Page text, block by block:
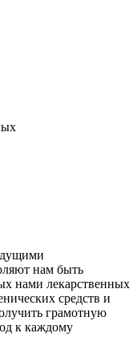
нам быть
нами лекарственных
средств и
грамотную
к каждому